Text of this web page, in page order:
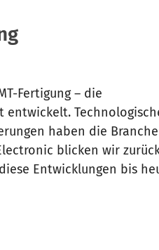
Fertigung – die
entwickelt.
haben die Branche
blicken wir
Entwicklungen bis